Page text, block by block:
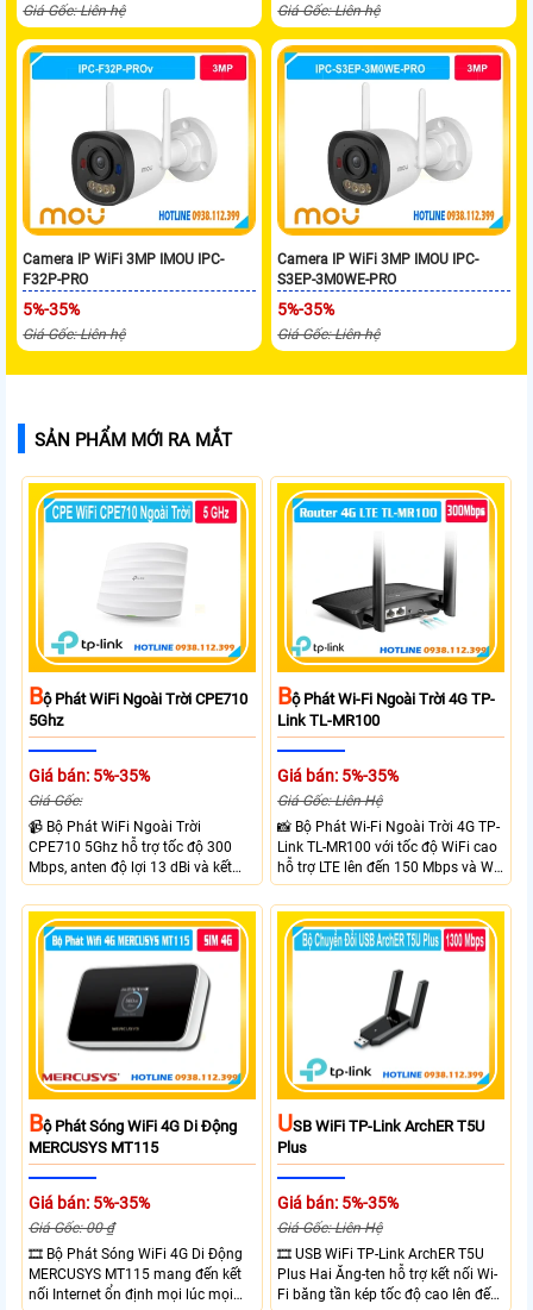
Giá Gốc: Liên hệ Giá Gốc: Liên hệ
Camera IP WiFi 3MP IMOU IPC-
F32P-PRO
5%-35%
Giá Gốc: Liên hệ
Camera IP WiFi 3MP IMOU IPC-
S3EP-3M0WE-PRO
5%-35%
Giá Gốc: Liên hệ
SẢN PHẨM MỚI RA MẮT
BỘ Phát WiFi Ngoài Trời CPE710
5Ghz
Giá bán: 5%-35%
Giá Gốc:
📹 Bộ Phát WiFi Ngoài Trời
CPE710 5Ghz hỗ trợ tốc độ 300
Mbps, anten độ lợi 13 dBi và kết
nối đường dài trên 10 km trong
điều kiện phù hợp. Trang bị cổng
Ethernet Shielded 10/100 Mbps, hỗ
trợ PoE Passive, MAXtream TDMA,
quản lý tập trung và phân tích
quang phổ. Chuẩn IPX5 giúp tăng
khả năng chống chịu thời tiết.
BỘ Phát Wi-Fi Ngoài Trời 4G TP-
Link TL-MR100
Giá bán: 5%-35%
Giá Gốc: Liên Hệ
📸 Bộ Phát Wi-Fi Ngoài Trời 4G TP-
Link TL-MR100 với tốc độ WiFi cao
hỗ trợ LTE lên đến 150 Mbps và Wi-
Fi 2.4 GHz lên đến 300 Mbps với
thiết kế với vỏ chống chịu thời tiết
chuẩn IP65, chống sét ±6kV và
chống tĩnh điện ±15kV
BỘ Phát Sóng WiFi 4G Di Động
MERCUSYS MT115
Giá bán: 5%-35%
Giá Gốc: 00 ₫
🎞 Bộ Phát Sóng WiFi 4G Di Động
MERCUSYS MT115 mang đến kết
nối Internet ổn định mọi lúc mọi
USB WiFi TP-Link ArchER T5U
Plus
Giá bán: 5%-35%
Giá Gốc: Liên Hệ
🎞 USB WiFi TP-Link ArchER T5U
Plus Hai Ăng-ten hỗ trợ kết nối Wi-
Fi băng tần kép tốc độ cao lên đến